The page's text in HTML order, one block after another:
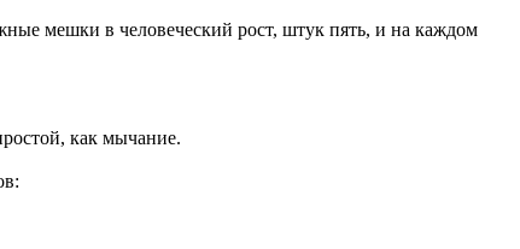
мешки в человеческий рост, штук пять, и на каждом
как мычание.